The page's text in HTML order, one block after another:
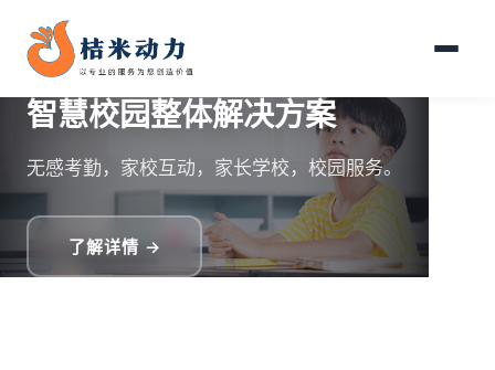
智慧校园整体解决方案
无感考勤，家校互动，家长学校，校园服务。
了解详情 →